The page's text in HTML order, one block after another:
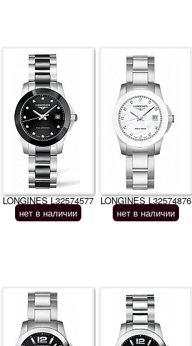
LONGINES L32574577
нет в наличии
LONGINES L32574876
нет в наличии